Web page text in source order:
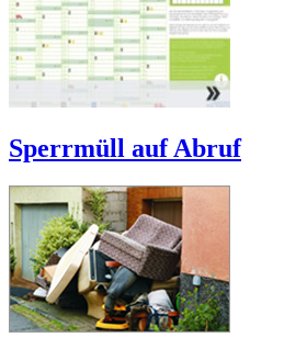
Sperrmüll auf Abruf